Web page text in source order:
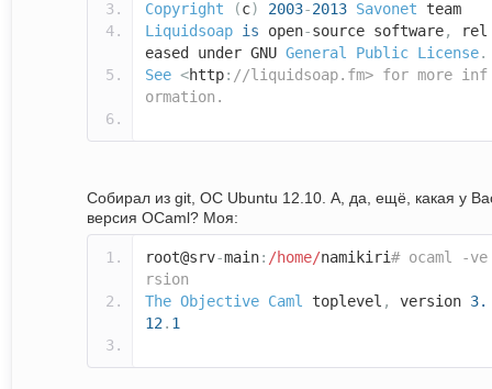
Copyright (c) 2003-2013 Savonet team
Liquidsoap is open-source software,
rel
eased under GNU General Public License.
See <http: //liquidsoap.fm> for more inf
ormation.
Собирал из git, ОС Ubuntu 12.10. А, да, ещё, какая у
версия OCaml? Моя:
root@srv-main: /home/namikiri# ocaml -ve
rsion
The Objective Caml toplevel , version 3.
12. 1